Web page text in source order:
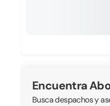
Encuentra
Busca despachos y